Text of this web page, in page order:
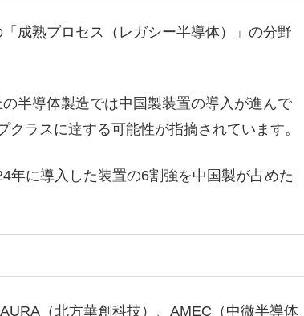
成熟プロセス（レガシー半導体）」の分野
半導体製造では中国製装置の導入が進んで
ラスに達する可能性が指摘されています。
に導入した装置の6割強を中国製が占めた
（北方華創科技）、AMEC（中微半導体